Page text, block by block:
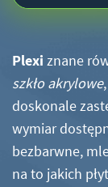
Plexi znane
szkło akrylowe
doskonale
wymiar
bezbarwne,
na to jakich